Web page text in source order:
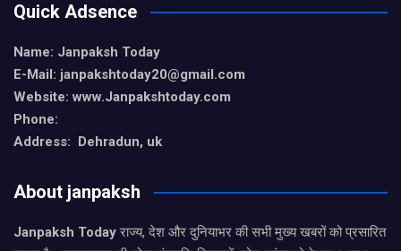
Quick Adsence
Name: Janpaksh Today
E-Mail: janpakshtoday20@gmail.com
Website: www.Janpakshtoday.com
Phone:
Address: Dehradun, uk
About janpaksh
Janpaksh Todayराज्य, देश और दुनियाभर की सभी मुख्य खबरों को प्रसारित